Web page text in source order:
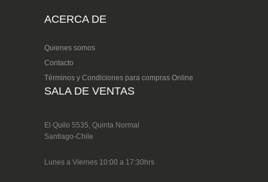
ACERCA DE
Quienes somos
Contacto
Términos y Condiciones para compras Online
SALA DE VENTAS
El Quilo 5535, Quinta Normal
Santiago-Chile
Lunes a Viernes 10:00 a 17:30hrs